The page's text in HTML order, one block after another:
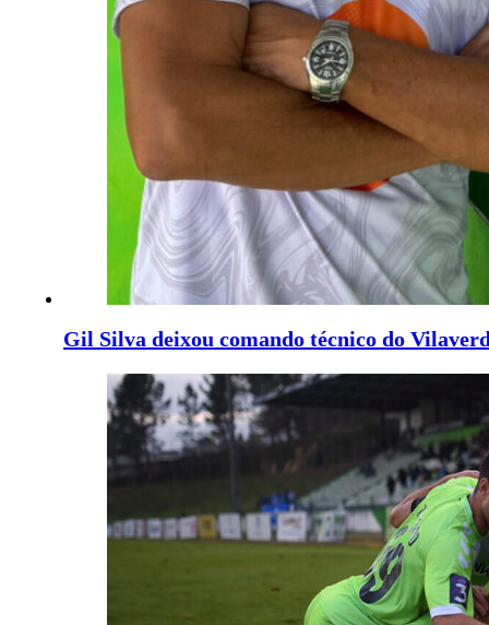
Gil Silva deixou comando técnico do